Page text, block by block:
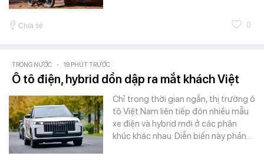
Chia sẻ 0
TRONG NƯỚC - 19 PHÚT TRƯỚC
Ô tô điện, hybrid dồn dập ra mắt khách Việt
Chỉ trong thời gian ngắn, thị trường ô
tô Việt Nam liên tiếp đón nhiều mẫu
xe điện và hybrid mới ở các phân
khúc khác nhau. Diễn biến này phản…